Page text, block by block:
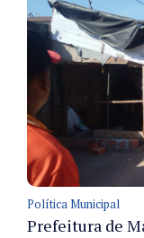
Política Municipal